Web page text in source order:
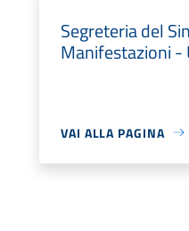
Segreteria del
Manifestazioni
VAI ALLA PAGINA